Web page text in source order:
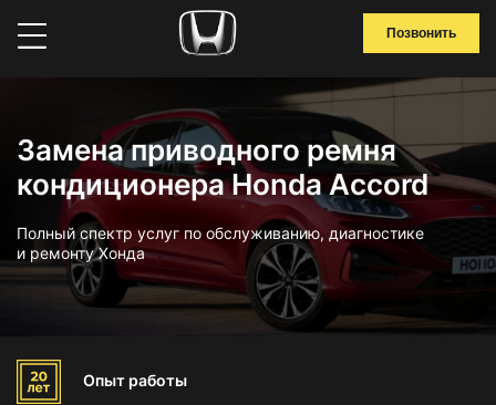
Позвонить
Замена приводного ремня
кондиционера Honda Accord
Полный спектр услуг по обслуживанию, диагностике
и ремонту Хонда
Опыт работы